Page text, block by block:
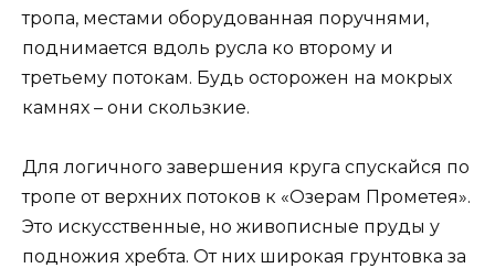
тропа, местами оборудованная поручнями,
поднимается вдоль русла ко второму и
третьему потокам. Будь осторожен на мокрых
камнях – они скользкие.
Для логичного завершения круга спускайся по
тропе от верхних потоков к «Озерам Прометея».
Это искусственные, но живописные пруды у
подножия хребта. От них широкая грунтовка за